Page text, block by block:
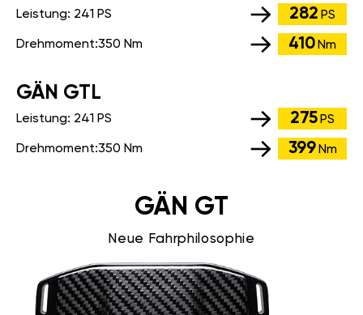
Leistung: 241 PS 282 PS
Drehmoment:350 Nm 410 Nm
GÄN GTL
Leistung: 241 PS 275 PS
Drehmoment:350 Nm 399 Nm
GÄN GT
Neue Fahrphilosophie